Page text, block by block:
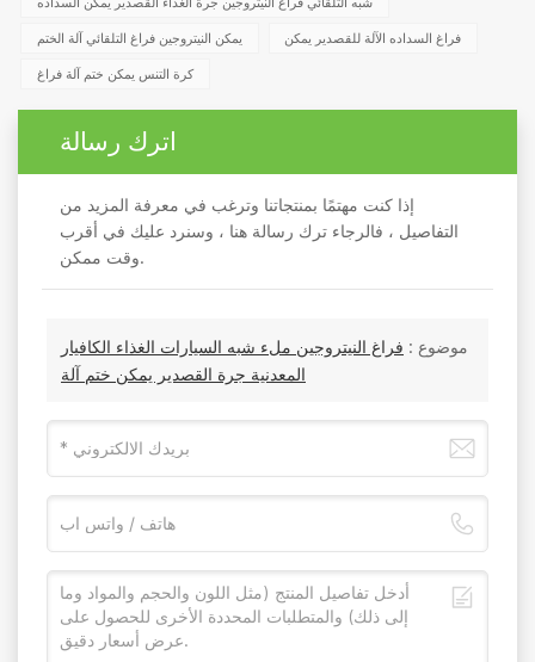
يمكن النيتروجين فراغ التلقائي آلة الختم فراغ السداده الآلة للقصدير يمكن
كرة التنس يمكن ختم آلة فراغ
اترك رسالة
إذا كنت مهتمًا بمنتجاتنا وترغب في معرفة المزيد من
التفاصيل ، فالرجاء ترك رسالة هنا ، وسنرد عليك في أقرب
وقت ممكن.
موضوع : فراغ النيتروجين ملء شبه السيارات الغذاء الكافيار
المعدنية جرة القصدير يمكن ختم آلة